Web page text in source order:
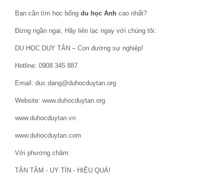
Bạn cần tìm học bổng du học Anh cao nhất?
Đừng ngần ngại, Hãy liên lạc ngay với chúng tôi:
DU HỌC DUY TÂN – Con đường sự nghiệp!
Hotline: 0908 345 887
Email: duc.dang@duhocduytan.org
Website: www.duhocduytan.org
www.duhocduytan.vn
www.duhocduytan.com
Với phương châm:
TẬN TÂM - UY TÍN - HIỆU QUẢ!